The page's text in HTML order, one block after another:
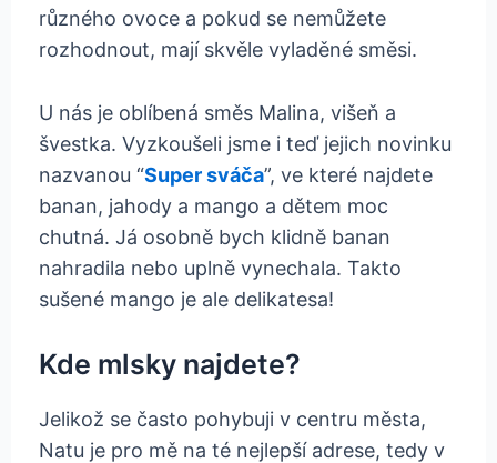
různého ovoce a pokud se nemůžete
rozhodnout, mají skvěle vyladěné směsi.
U nás je oblíbená směs Malina, višeň a
švestka. Vyzkoušeli jsme i teď jejich novinku
nazvanou “Super sváča”, ve které najdete
banan, jahody a mango a dětem moc
chutná. Já osobně bych klidně banan
nahradila nebo uplně vynechala. Takto
sušené mango je ale delikatesa!
Kde mlsky najdete?
Jelikož se často pohybuji v centru města,
Natu je pro mě na té nejlepší adrese, tedy v